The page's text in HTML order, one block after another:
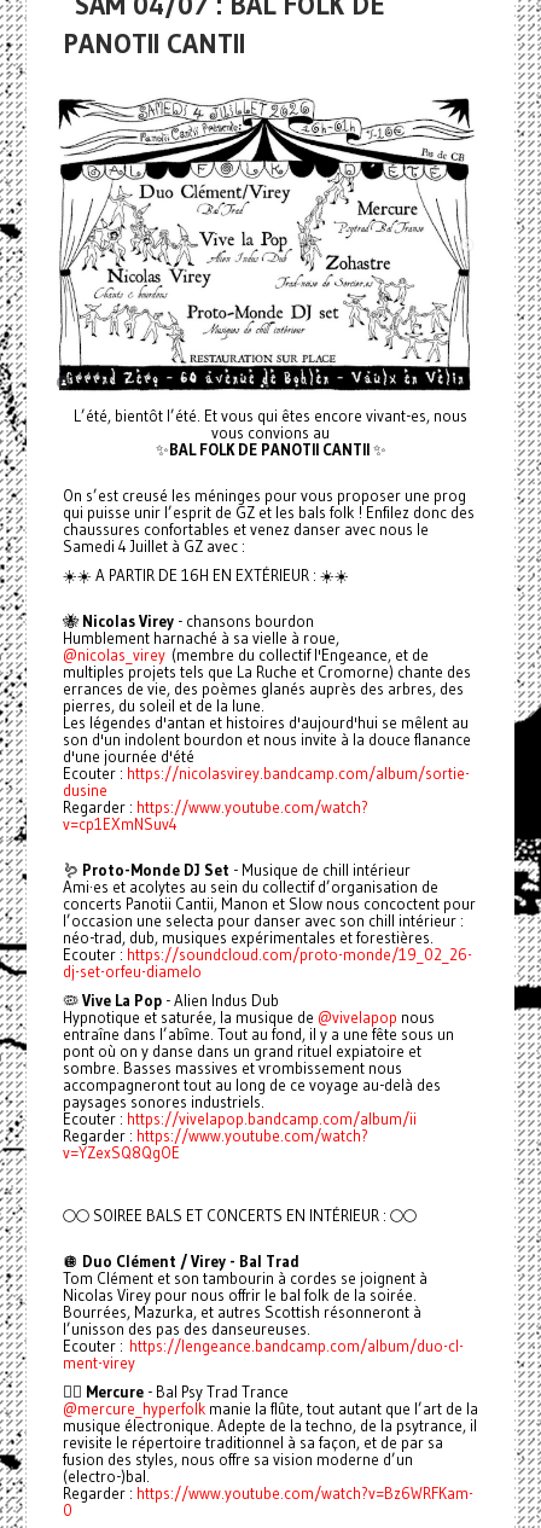
PANOTII CANTII
L’été, bientôt l’été. Et vous qui êtes encore vivant-es, nous
vous convions au
✨BAL FOLK DE PANOTII CANTII✨
On s’est creusé les méninges pour vous proposer une prog
qui puisse unir l’esprit de GZ et les bals folk ! Enfilez donc des
chaussures confortables et venez danser avec nous le
Samedi 4 Juillet à GZ avec :
☀️☀️ A PARTIR DE 16H EN EXTÉRIEUR : ☀️☀️
🐝Nicolas Virey- chansons bourdon
Humblement harnaché à sa vielle à roue,
@nicolas_virey(membre du collectif l'Engeance, et de
multiples projets tels que La Ruche et Cromorne) chante des
errances de vie, des poèmes glanés auprès des arbres, des
pierres, du soleil et de la lune.
Les légendes d'antan et histoires d'aujourd'hui se mêlent au
son d'un indolent bourdon et nous invite à la douce flanance
d'une journée d'été
Ecouter : https://nicolasvirey.bandcamp.com/album/sortie-
dusine
Regarder : https://www.youtube.com/watch?
v=cp1EXmNSuv4
🪱 Proto-Monde DJ Set - Musique de chill intérieur
Ami·es et acolytes au sein du collectif d’organisation de
concerts Panotii Cantii, Manon et Slow nous concoctent pour
l’occasion une selecta pour danser avec son chill intérieur :
néo-trad, dub, musiques expérimentales et forestières.
Ecouter : https://soundcloud.com/proto-monde/19_02_26-
dj-set-orfeu-diamelo
🦠Vive La Pop- Alien Indus Dub
Hypnotique et saturée, la musique de @vivelapop nous
entraîne dans l’abîme. Tout au fond, il y a une fête sous un
pont où on y danse dans un grand rituel expiatoire et
sombre. Basses massives et vrombissement nous
accompagneront tout au long de ce voyage au-delà des
paysages sonores industriels.
Ecouter : https://vivelapop.bandcamp.com/album/ii
Regarder : https://www.youtube.com/watch?
v=YZexSQ8QgOE
🌕🌕 SOIREE BALS ET CONCERTS EN INTÉRIEUR : 🌕🌕
🪩 Duo Clément / Virey - Bal Trad
Tom Clément et son tambourin à cordes se joignent à
Nicolas Virey pour nous offrir le bal folk de la soirée.
Bourrées, Mazurka, et autres Scottish résonneront à
l’unisson des pas des danseureuses.
Ecouter : https://lengeance.bandcamp.com/album/duo-cl-
ment-virey
🧚‍♂️ Mercure- Bal Psy Trad Trance
@mercure_hyperfolkmanie la flûte, tout autant que l’art de la
musique électronique. Adepte de la techno, de la psytrance, il
revisite le répertoire traditionnel à sa façon, et de par sa
fusion des styles, nous offre sa vision moderne d’un
(electro-)bal.
Regarder : https://www.youtube.com/watch?v=Bz6WRFKam-
0